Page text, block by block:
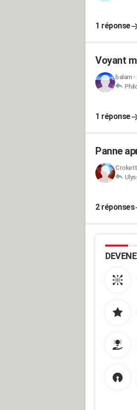
1 réponse
Voyant
balam-
1 réponse
Panne
2 réponses